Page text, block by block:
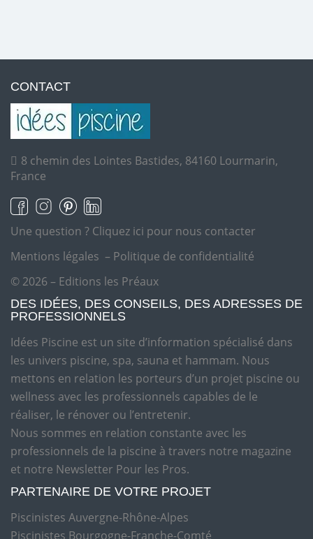
CONTACT
8 chemin des Lointes Bastides, 84160 Lourmarin,
France
Une question ? Cliquez ici pour nous contacter
Mentions légales – Politique de confidentialité
© 2026 – Editions les Préaux
DES IDÉES, DES CONSEILS, DES ADRESSES DE
PROFESSIONNELS
Idées Piscine est un site d’information spécialisé dans
les univers piscine, spa, sauna et hammam. Nous
mettons en relation les porteurs d’un projet piscine ou
wellness avec les professionnels capables de le
réaliser, le rénover ou l’entretenir.
Nous sommes en relation constante avec les
professionnels de la piscine à travers notre magazine
et notre Newsletter Pour les Pros.
PARTENAIRE DE VOTRE PROJET
Piscinistes Auvergne-Rhône-Alpes
Piscinistes Bourgogne-Franche-Comté